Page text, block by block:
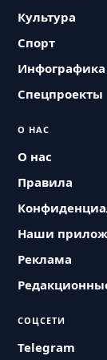
Культура
Спорт
Инфографика
Спецпроекты
О НАС
О нас
Правила
Наши
Реклама
СОЦСЕТИ
Telegram